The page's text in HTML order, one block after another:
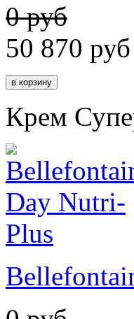
0 руб
50 870 руб
Крем